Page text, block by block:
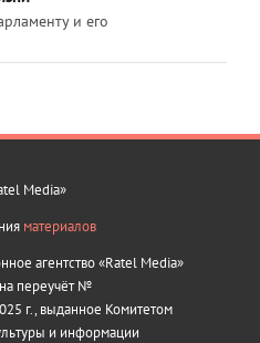
и его
Media»
материалов
агентство «Ratel Media»
переучёт №
г., выданное Комитетом
и информации